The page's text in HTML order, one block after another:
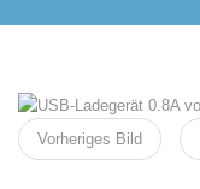
Vorheriges Bild